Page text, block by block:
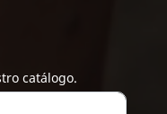
catálogo.